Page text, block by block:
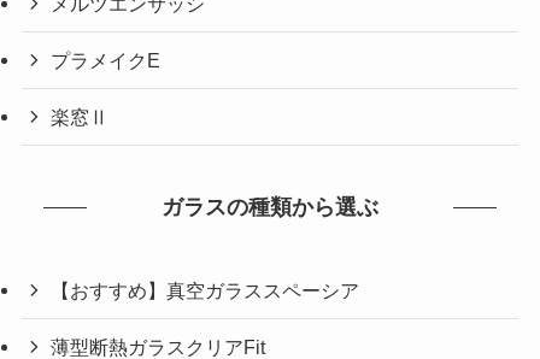
プラメイクE
楽窓Ⅱ
ガラスの種類から選ぶ
【おすすめ】真空ガラススペーシア
薄型断熱ガラスクリアFit